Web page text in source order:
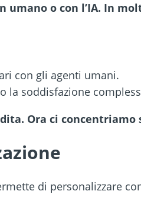
o con l’IA. In
con gli agenti umani.
la soddisfazione
Ora ci concentriamo
di personalizzare